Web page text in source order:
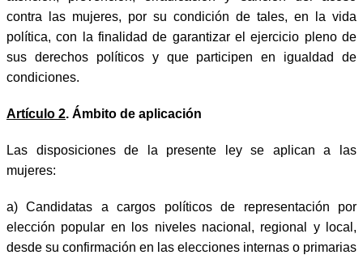
contra las mujeres, por su condición de tales, en la vida
política, con la finalidad de garantizar el ejercicio pleno de
sus derechos políticos y que participen en igualdad de
condiciones.
Artículo 2. Ámbito de aplicación
Las disposiciones de la presente ley se aplican a las
mujeres:
a) Candidatas a cargos políticos de representación por
elección popular en los niveles nacional, regional y local,
desde su confirmación en las elecciones internas o primarias